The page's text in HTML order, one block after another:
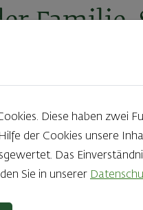
Familie.
Diese haben zwei
der Cookies unsere
Das
Sie in unserer